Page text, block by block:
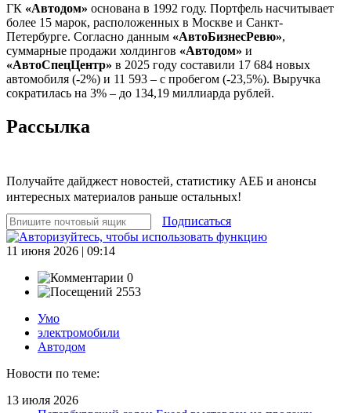
ГК «Автодом» основана в 1992 году. Портфель насчитывает
более 15 марок, расположенных в Москве и Санкт-
Петербурге. Согласно данным «АвтоБизнесРевю»,
суммарные продажи холдингов «Автодом» и
«АвтоСпецЦентр» в 2025 году составили 17 684 новых
автомобиля (-2%) и 11 593 – с пробегом (-23,5%). Выручка
сократилась на 3% – до 134,19 миллиарда рублей.
Рассылка
Получайте дайджест новостей, статистику АЕБ и анонсы
интересных материалов раньше остальных!
Подписаться
11 июня 2026 | 09:14
0
2553
Умо
электромобили
Автодом
Новости по теме:
13 июля 2026